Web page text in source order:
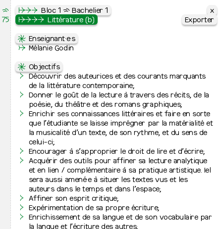
Le Septantecinq
École Supérieure des Arts de l’image
↦
Cursus
↦ ⇒ Peinture
↦
↦
⇒ Graphisme
↦ ⇒ Photographie
↦
Bachelier de spécialisation
↦
Jurys de fin d’études
↦
Admissions et inscription
↦
Inscriptions à l’école
↦
Admission 2026-2027
↦
L’école
↦
Présentation
↦
Contacts et lieux d’activité
↦
Équipes
↦
⇒
Relations internationales
↦
⇒
Recherche artistique
↦
⇒
Cinquante ans d’histoire
↦
Emplois vacants
↦ Cursus
↦⇒ Graphisme
x
Exporter
Voir les 20 images
Projet pédagogique
L’atelier Graphisme propose une approche
multidisciplinaire basée sur la recherche et
l’expérimentation de supports, d’outils, de formes et de
concepts tout au long du cursus de 3 ans. L’objectif est
↦⇒ Graphisme
↦⇒⇒ Bloc 1 ⇶ Bachelier 1
x
Exporter
⇋ Cours artistiques
UE 11010
Atelier
UE 10100
Q1 + Q2
Dessin - Atelier 1A
UE 11120
Q1 + Q2
Dessin - Atelier 1B
Cours généraux
UE 10525
Q1
Art contemporain
UE 10526
Histoire et actualité des arts (b)
Art contemporain
UE 10510
Q1
Histoire et actualité des arts (a)
De la Préhistoire à l’Antiquité
↦⇒⇒ Bloc 1 ⇶ Bachelier 1
↦⇒⇒⇒ Littérature (b)
x
Exporter
⇋ Enseignant·e·s
↛ Mélanie Godin
⇋ Objectifs
Découvrir des auteurices et des courants marquants
de la littérature contemporaine;
Donner le goût de la lecture à travers des récits, de la
poésie, du théâtre et des romans graphiques;
Enrichir ses connaissances littéraires et faire en sorte
que l’étudiante se laisse imprégner par la matérialité et
la musicalité d’un texte, de son rythme, et du sens de
celui-ci;
Encourager à s’approprier le droit de lire et d’écrire;
Acquérir des outils pour affiner sa lecture analytique
et en lien / complémentaire à sa pratique artistique. Iel
sera aussi amené·e à situer les textes vus et les
auteurs dans le temps et dans l’espace;
Affiner son esprit critique;
Expérimentation de sa propre écriture;
Enrichissement de sa langue et de son vocabulaire par
la langue et l’écriture des autres;
⇶
75